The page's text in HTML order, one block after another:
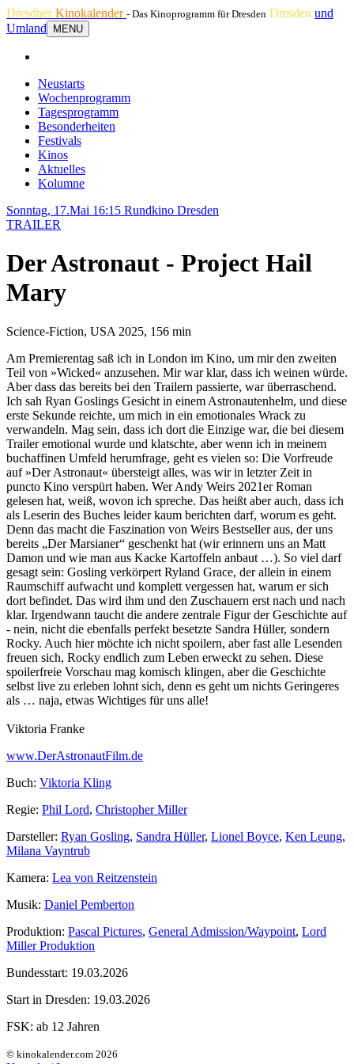
DresdnerKinokalender - Das Kinoprogramm für Dresden Dresden und
Umland
MENU
Neustarts
Wochenprogramm
Tagesprogramm
Besonderheiten
Festivals
Kinos
Aktuelles
Kolumne
Sonntag, 17.Mai 16:15 Rundkino Dresden
TRAILER
Der Astronaut - Project Hail
Mary
Science-Fiction, USA 2025, 156 min
Am Premierentag saß ich in London im Kino, um mir den zweiten
Teil von »Wicked« anzusehen. Mir war klar, dass ich weinen würde.
Aber dass das bereits bei den Trailern passierte, war überraschend.
Ich sah Ryan Goslings Gesicht in einem Astronautenhelm, und diese
erste Sekunde reichte, um mich in ein emotionales Wrack zu
verwandeln. Mag sein, dass ich dort die Einzige war, die bei diesem
Trailer emotional wurde und klatschte, aber wenn ich in meinem
buchaffinen Umfeld herumfrage, geht es vielen so: Die Vorfreude
auf »Der Astronaut« übersteigt alles, was wir in letzter Zeit in
puncto Kino verspürt haben. Wer Andy Weirs 2021er Roman
gelesen hat, weiß, wovon ich spreche. Das heißt aber auch, dass ich
als Leserin des Buches leider kaum berichten darf, worum es geht.
Denn das macht die Faszination von Weirs Bestseller aus, der uns
bereits „Der Marsianer“ geschenkt hat (wir erinnern uns an Matt
Damon und wie man aus Kacke Kartoffeln anbaut …). So viel darf
gesagt sein: Gosling verkörpert Ryland Grace, der allein in einem
Raumschiff aufwacht und komplett vergessen hat, warum er sich
dort befindet. Das wird ihm und den Zuschauern erst nach und nach
klar. Irgendwann taucht die andere zentrale Figur der Geschichte auf
- nein, nicht die ebenfalls perfekt besetzte Sandra Hüller, sondern
Rocky. Auch hier möchte ich nicht spoilern, aber fast alle Lesenden
freuen sich, Rocky endlich zum Leben erweckt zu sehen. Diese
spoilerfreie Vorschau mag komisch klingen, aber die Geschichte
selbst live zu erleben lohnt sich, denn es geht um nichts Geringeres
als … naja, etwas Wichtiges für uns alle!
Viktoria Franke
www.DerAstronautFilm.de
Buch: Viktoria Kling
Regie: Phil Lord, Christopher Miller
Darsteller: Ryan Gosling, Sandra Hüller, Lionel Boyce, Ken Leung,
Milana Vayntrub
Kamera: Lea von Reitzenstein
Musik: Daniel Pemberton
Produktion: Pascal Pictures, General Admission/Waypoint, Lord
Miller Produktion
Bundesstart: 19.03.2026
Start in Dresden: 19.03.2026
FSK: ab 12 Jahren
© kinokalender.com 2026